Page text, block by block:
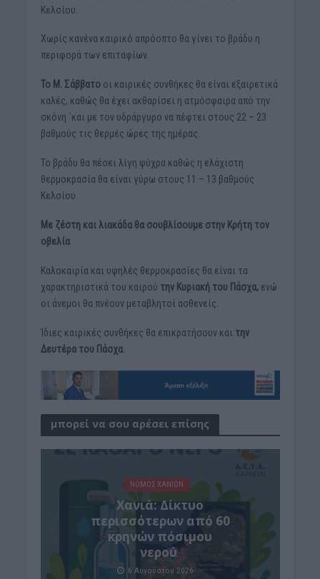
Κελσίου.
Χωρίς κανένα καιρικό απρόοπτο θα γίνει το βράδυ η
περιφορά των επιταφίων.
Το Μ. Σάββατοοι καιρικές συνθήκες θα είναι εξαιρετικά
καλές, καθώς θα έχει ακθαρίσει η ατμόσφαιρα από την
σκόνη ΄και με τον υδράργυρο να πέφτει στους 22 – 23
βαθμούς τις θερμές ώρες της ημέρας.
Το βράδυ θα πέσει λίγη ψύχρα καθώς η ελάχιστη
θερμοκρασία θα είναι γύρω στους 11 – 13 βαθμούς
Κελσίου.
Με ζέστη και λιακάδα θα σουβλίσουμε στην Κρήτη τον
οβελία
Καλοκαιρία και υψηλές θερμοκρασίες θα είναι τα
χαρακτηριστικά του καιρού την Κυριακή του Πάσχα,ενώ
οι άνεμοι θα πνέουν μεταβλητοί ασθενείς.
Ίδιες καιρικές συνθήκες θα επικρατήσουν και την
Δευτέρα του Πάσχα.
μπορεί να σου αρέσει επίσης
ΝΟΜΌΣ ΧΑΝΊΩΝ
Xανιά: Δίκτυο
περισσότερων από 60
κρηνών πόσιμου
νερού
6 Αυγούστου 2026